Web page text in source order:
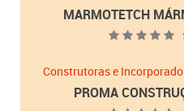
MARMOTETCH
Construtoras e
PROMA